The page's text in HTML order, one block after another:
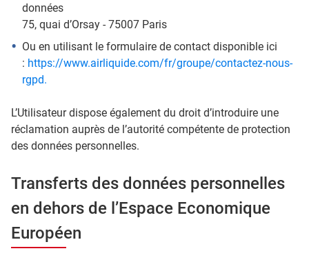
données
75, quai d’Orsay - 75007 Paris
Ou en utilisant le formulaire de contact disponible ici
: https://www.airliquide.com/fr/groupe/contactez-nous-
rgpd.
L’Utilisateur dispose également du droit d’introduire une
réclamation auprès de l’autorité compétente de protection
des données personnelles.
Transferts des données personnelles
en dehors de l’Espace Economique
Européen